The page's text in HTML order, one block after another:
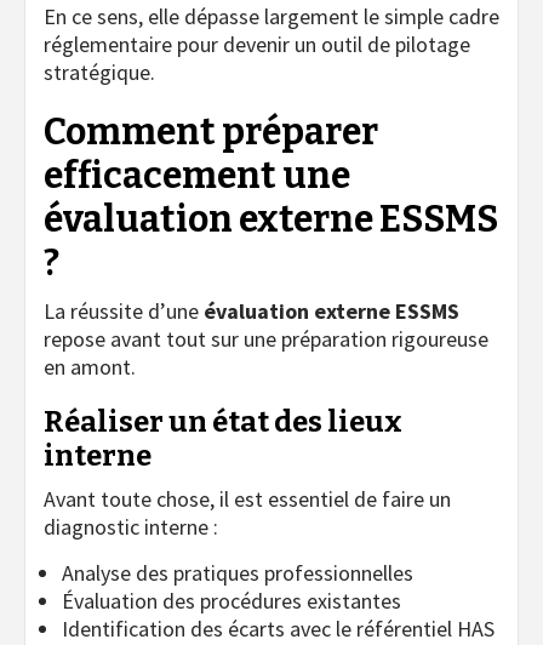
En ce sens, elle dépasse largement le simple cadre
réglementaire pour devenir un outil de pilotage
stratégique.
Comment préparer
efficacement une
évaluation externe ESSMS
?
La réussite d’une évaluation externe ESSMS
repose avant tout sur une préparation rigoureuse
en amont.
Réaliser un état des lieux
interne
Avant toute chose, il est essentiel de faire un
diagnostic interne :
Analyse des pratiques professionnelles
Évaluation des procédures existantes
Identification des écarts avec le référentiel HAS